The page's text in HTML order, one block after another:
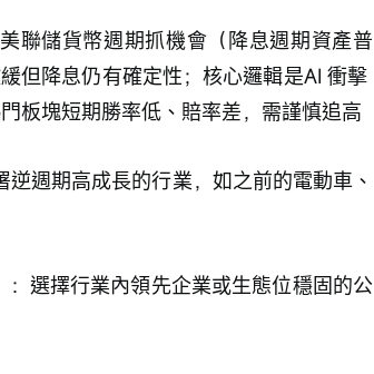
聯儲貨幣週期抓機會（降息週期資產普
但降息仍有確定性；核心邏輯是AI 衝擊
板塊短期勝率低、賠率差，需謹慎追高
逆週期高成長的行業，如之前的電動車、
：選擇行業內領先企業或生態位穩固的公